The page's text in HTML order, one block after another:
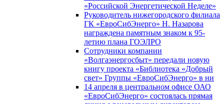
«Российской Энергетической Неделе»
Руководитель нижегородского филиала
ГК «ЕвроСибЭнерго» Н. Назарова
награждена памятным знаком к 95-
летию плана ГОЭЛРО
Сотрудники компании
«Волгаэнергосбыт» передали новую
книгу проекта «Библиотека «Добрый
свет» Группы «ЕвроСибЭнерго» в ни
14 апреля в центральном офисе ОАО
«ЕвроСибЭнерго» состоялась прямая